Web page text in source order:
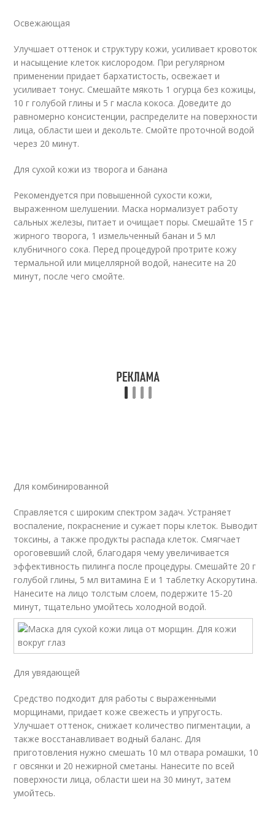
Освежающая
Улучшает оттенок и структуру кожи, усиливает кровоток
и насыщение клеток кислородом. При регулярном
применении придает бархатистость, освежает и
усиливает тонус. Смешайте мякоть 1 огурца без кожицы,
10 г голубой глины и 5 г масла кокоса. Доведите до
равномерно консистенции, распределите на поверхности
лица, области шеи и декольте. Смойте проточной водой
через 20 минут.
Для сухой кожи из творога и банана
Рекомендуется при повышенной сухости кожи,
выраженном шелушении. Маска нормализует работу
сальных железы, питает и очищает поры. Смешайте 15 г
жирного творога, 1 измельченный банан и 5 мл
клубничного сока. Перед процедурой протрите кожу
термальной или мицеллярной водой, нанесите на 20
минут, после чего смойте.
Для комбинированной
Справляется с широким спектром задач. Устраняет
воспаление, покраснение и сужает поры клеток. Выводит
токсины, а также продукты распада клеток. Смягчает
ороговевший слой, благодаря чему увеличивается
эффективность пилинга после процедуры. Смешайте 20 г
голубой глины, 5 мл витамина Е и 1 таблетку Аскорутина.
Нанесите на лицо толстым слоем, подержите 15-20
минут, тщательно умойтесь холодной водой.
Для увядающей
Средство подходит для работы с выраженными
морщинами, придает коже свежесть и упругость.
Улучшает оттенок, снижает количество пигментации, а
также восстанавливает водный баланс. Для
приготовления нужно смешать 10 мл отвара ромашки, 10
г овсянки и 20 нежирной сметаны. Нанесите по всей
поверхности лица, области шеи на 30 минут, затем
умойтесь.